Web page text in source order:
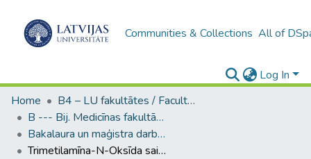
Communities & Collections All of
Log In
Home
B4 – LU fakultātes / Faculties of the UL
B --- Bij. Medicīnas fakultātes studentu noslēguma darbi / Faculty of Medicine - Graduate works
Bakalaura un maģistra darbi (MF) / Bachelor's and Master's theses
Trimetilamīna-N-Oksīda saistība ar metabolisko sindromu pacientiem ar paaugstinātu kardiovaskulāro risku